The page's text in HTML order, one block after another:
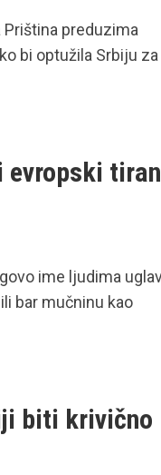
preduzima
bi optužila Srbiju za
evropski
ime ljudima
bar mučninu kao
biti krivično